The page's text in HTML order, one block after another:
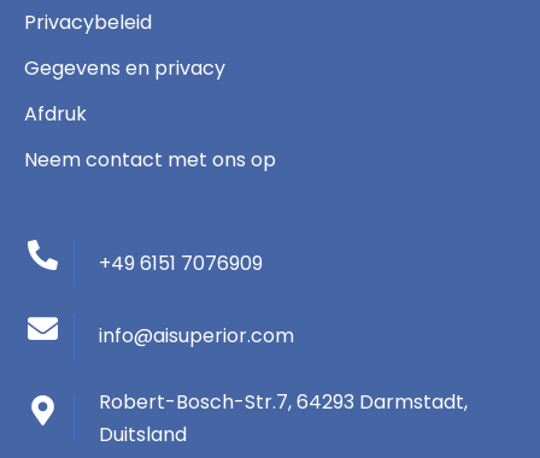
Privacybeleid
Gegevens en privacy
Afdruk
Neem contact met ons op
+49 6151 7076909
info@aisuperior.com
Robert-Bosch-Str.7, 64293 Darmstadt,
Duitsland